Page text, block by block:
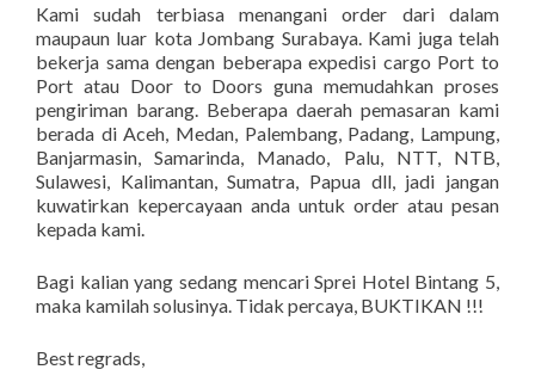
Kami sudah terbiasa menangani order dari dalam
maupaun luar kota Jombang Surabaya. Kami juga telah
bekerja sama dengan beberapa expedisi cargo Port to
Port atau Door to Doors guna memudahkan proses
pengiriman barang. Beberapa daerah pemasaran kami
berada di Aceh, Medan, Palembang, Padang, Lampung,
Banjarmasin, Samarinda, Manado, Palu, NTT, NTB,
Sulawesi, Kalimantan, Sumatra, Papua dll, jadi jangan
kuwatirkan kepercayaan anda untuk order atau pesan
kepada kami.
Bagi kalian yang sedang mencari Sprei Hotel Bintang 5,
maka kamilah solusinya. Tidak percaya, BUKTIKAN !!!
Best regrads,